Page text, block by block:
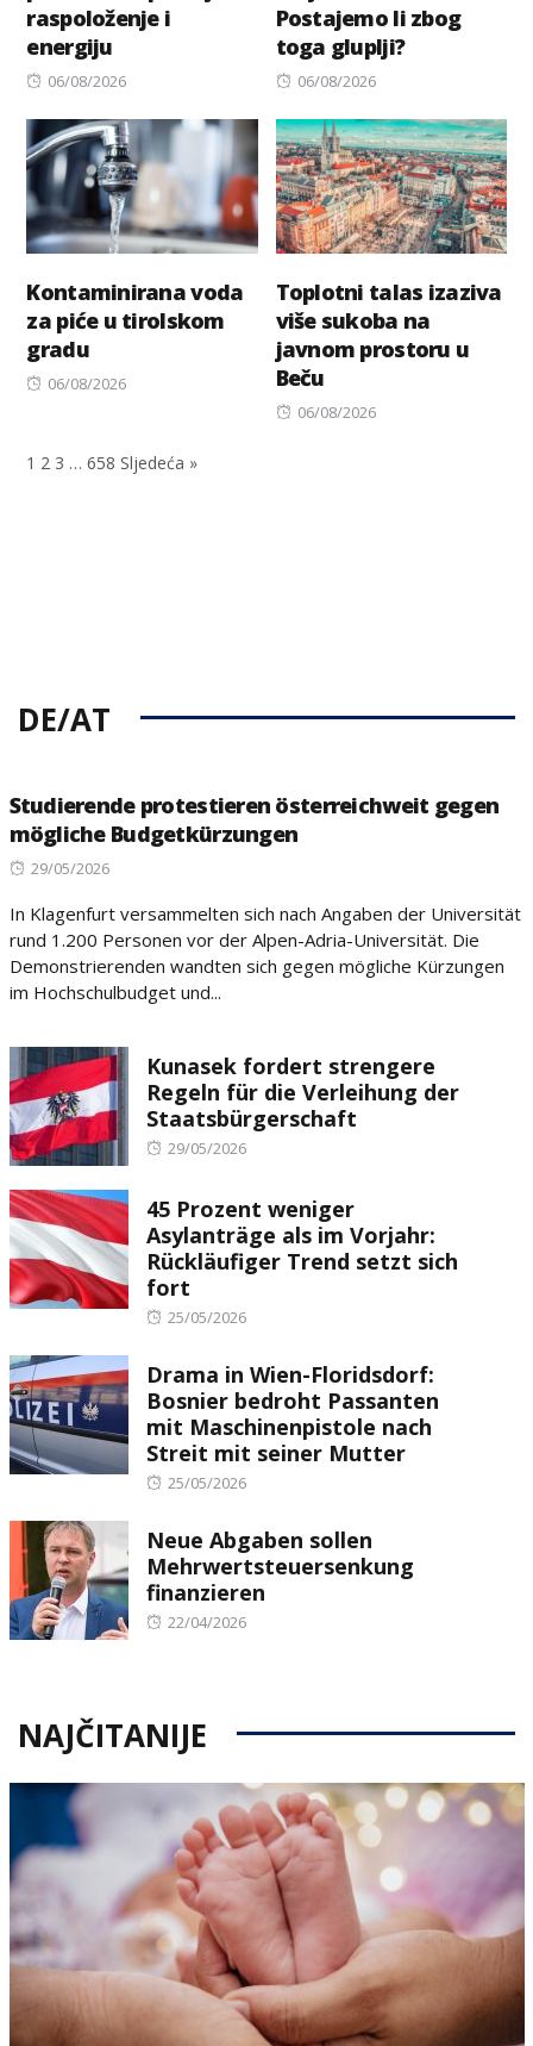
raspoloženje i
energiju
Posted
06/08/2026
Postajemo li zbog
toga gluplji?
Posted
06/08/2026
Kontaminirana voda
za piće u tirolskom
gradu
Posted
06/08/2026
Toplotni talas izaziva
više sukoba na
javnom prostoru u
Beču
Posted
06/08/2026
1 2 3 … 658 Sljedeća »
DE/AT
Studierende protestieren österreichweit gegen
mögliche Budgetkürzungen
Posted
29/05/2026
In Klagenfurt versammelten sich nach Angaben der Universität
rund 1.200 Personen vor der Alpen-Adria-Universität. Die
Demonstrierenden wandten sich gegen mögliche Kürzungen
im Hochschulbudget und...
Kunasek fordert strengere
Regeln für die Verleihung der
Staatsbürgerschaft
Posted
29/05/2026
45 Prozent weniger
Asylanträge als im Vorjahr:
Rückläufiger Trend setzt sich
fort
Posted
25/05/2026
Drama in Wien-Floridsdorf:
Bosnier bedroht Passanten
mit Maschinenpistole nach
Streit mit seiner Mutter
Posted
25/05/2026
Neue Abgaben sollen
Mehrwertsteuersenkung
finanzieren
Posted
22/04/2026
NAJČITANIJE